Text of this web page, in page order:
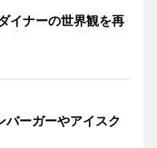
イナーの世界観を再
ーガーやアイスク